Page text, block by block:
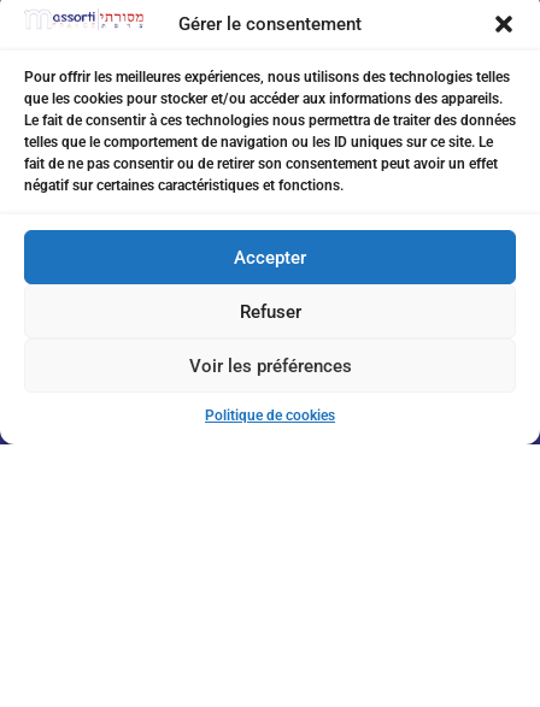
Gérer le consentement
Pour offrir les meilleures expériences, nous utilisons des technologies telles
que les cookies pour stocker et/ou accéder aux informations des appareils.
Le fait de consentir à ces technologies nous permettra de traiter des données
telles que le comportement de navigation ou les ID uniques sur ce site. Le
fait de ne pas consentir ou de retirer son consentement peut avoir un effet
négatif sur certaines caractéristiques et fonctions.
Accepter
Refuser
Voir les préférences
Politique de cookies
07 75 76 20 97
eitanchikli@gmail.com
17 av Shakespeare 06000 Nice